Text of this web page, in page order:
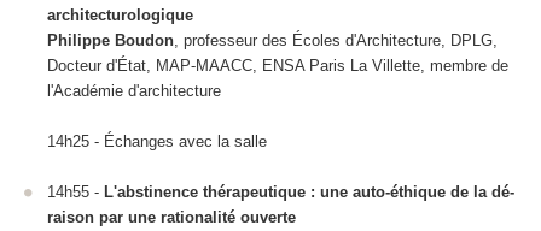
architecturologique
Philippe Boudon , professeur des Écoles d'Architecture, DPLG,
Docteur d'État, MAP-MAACC, ENSA Paris La Villette, membre de
l'Académie d'architecture
14h25 - Échanges avec la salle
14h55 - L'abstinence thérapeutique : une auto-éthique de la dé-
raison par une rationalité ouverte